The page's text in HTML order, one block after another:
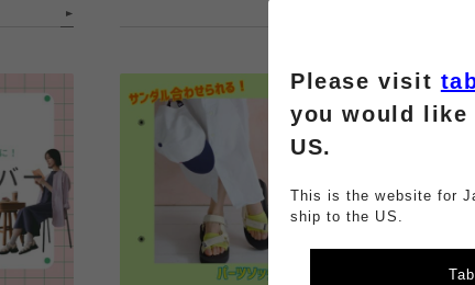
Please visit
you would
US.
This is the website for
ship to the US.